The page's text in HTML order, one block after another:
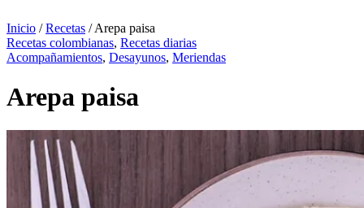
Inicio /Recetas /Arepa paisa
Recetas colombianas, Recetas diarias
Acompañamientos, Desayunos, Meriendas
Arepa paisa